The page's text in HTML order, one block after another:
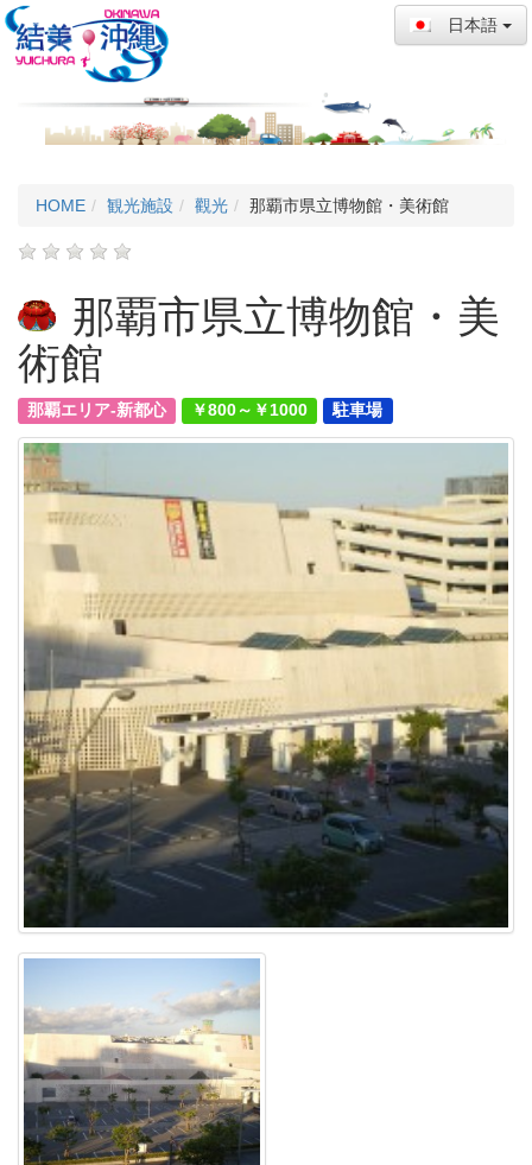
日本語
HOME 観光施設 觀光 那覇市県立博物館・美術館
那覇市県立博物館・美
術館
那覇エリア-新都心 ￥800～￥1000 駐車場